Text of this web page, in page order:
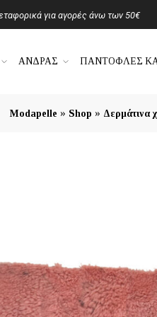
για αγορές άνω των 50€
ΑΝΔΡΑΣ ΠΑΝΤΟΦΛΕΣ
Modapelle » Shop » Δερμάτινα